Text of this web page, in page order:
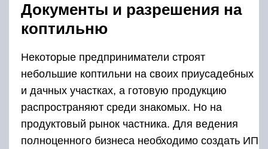
Документы и разрешения на
коптильню
Некоторые предприниматели строят
небольшие коптильни на своих приусадебных
и дачных участках, а готовую продукцию
распространяют среди знакомых. Но на
продуктовый рынок частника. Для ведения
полноценного бизнеса необходимо создать ИП